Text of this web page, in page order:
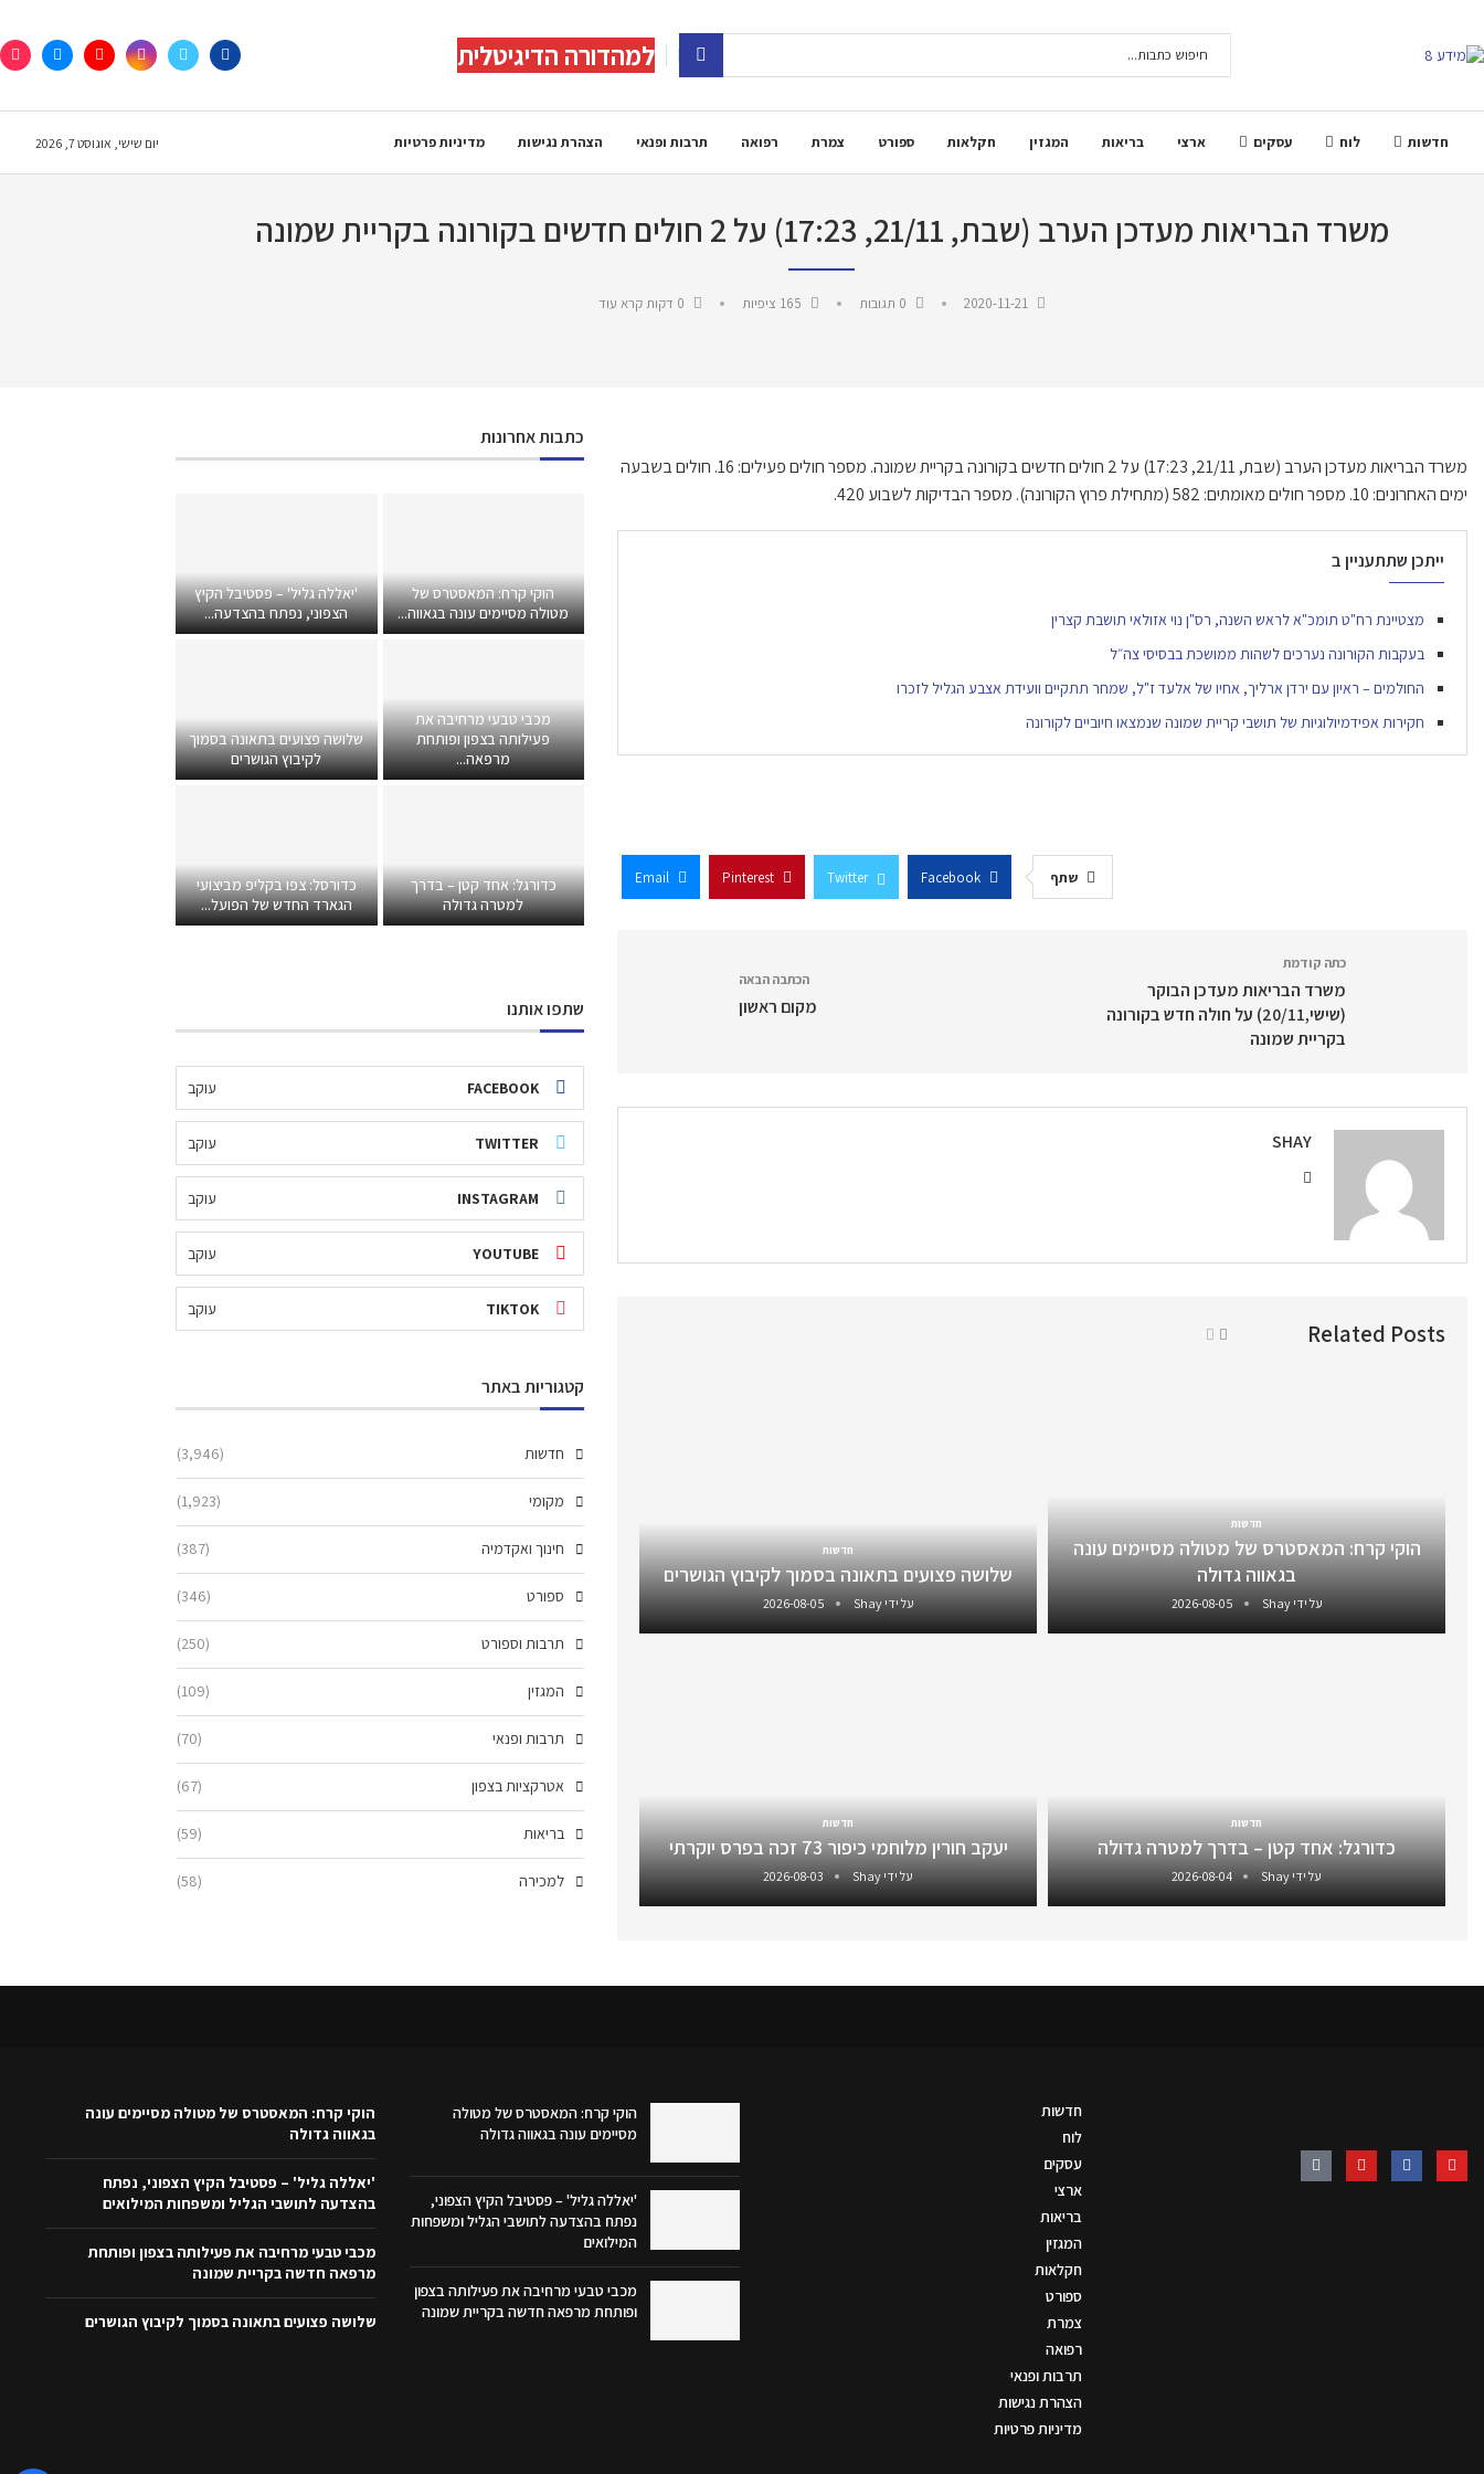
למהדורה הדיגיטלית
חדשות לוח עסקים ארצי בריאות המגזין חקלאות ספורט צמרת רפואה תרבות ופנאי הצהרת נגישות מדיניות פרטיות יום שישי, אוגוסט 7, 2026
משרד הבריאות מעדכן הערב (שבת, 21/11, 17:23) על 2 חולים חדשים בקורונה בקריית שמונה
2020-11-21
165 ציפיות
משרד הבריאות מעדכן הערב (שבת, 21/11, 17:23) על 2 חולים חדשים בקורונה בקריית שמונה. מספר חולים פעילים: 16. חולים בשבעה
ימים האחרונים: 10. מספר חולים מאומתים: 582 (מתחילת פרוץ הקורונה). מספר הבדיקות לשבוע 420.
ייתכן שתתעניין ב
מצטיינת רח"ט תומכ"א לראש השנה, רס"ן נוי אזולאי תושבת קצרין
בעקבות הקורונה נערכים לשהות ממושכת בבסיסי צה״ל
החולמים – ראיון עם ירדן ארליך, אחיו של אלעד ז"ל, שמחר תתקיים וועידת אצבע הגליל לזכרו
חקירות אפידמיולוגיות של תושבי קריית שמונה שנמצאו חיוביים לקורונה
שתף Facebook
Twitter
Pinterest
Email
כתה קודמת
משרד הבריאות מעדכן הבוקר
(שישי,20/11) על חולה חדש בקורונה
בקריית שמונה
הכתבה הבאה
מקום ראשון
SHAY
Related Posts
חדשות
הוקי קרח: המאסטרס של מטולה מסיימים עונה
בגאווה גדולה
על ידיShay
2026-08-05
חדשות
שלושה פצועים בתאונה בסמוך לקיבוץ הגושרים
על ידיShay
2026-08-05
חדשות
כדורגל: אחד קטן – בדרך למטרה גדולה
על ידי Shay
2026-08-04
חדשות
יעקב חורין מלוחמי כיפור 73 זכה בפרס יוקרתי
על ידי Shay
2026-08-03
כתבות אחרונות
הוקי קרח: המאסטרס של
מטולה מסיימים עונה בגאווה...
'יאללה גליל' – פסטיבל הקיץ
הצפוני, נפתח בהצדעה...
מכבי טבעי מרחיבה את
פעילותה בצפון ופותחת
מרפאה...
שלושה פצועים בתאונה בסמוך
לקיבוץ הגושרים
כדורגל: אחד קטן – בדרך
למטרה גדולה
כדורסל: צפו בקליפ מביצועי
הגארד החדש של הפועל...
שתפו אותנו
FACEBOOK עוקב
TWITTER עוקב
INSTAGRAM עוקב
YOUTUBE עוקב
TIKTOK עוקב
קטגוריות באתר
חדשות (3,946)
מקומי (1,923)
חינוך ואקדמיה (387)
ספורט (346)
תרבות וספורט (250)
המגזין (109)
תרבות ופנאי (70)
אטרקציות בצפון (67)
בריאות (59)
למכירה (58)
חדשות
לוח
עסקים
ארצי
בריאות
המגזין
חקלאות
ספורט
צמרת
רפואה
תרבות ופנאי
הצהרת נגישות
מדיניות פרטיות
הוקי קרח: המאסטרס של מטולה
מסיימים עונה בגאווה גדולה
'יאללה גליל' – פסטיבל הקיץ הצפוני,
נפתח בהצדעה לתושבי הגליל ומשפחות
המילואים
מכבי טבעי מרחיבה את פעילותה בצפון
ופותחת מרפאה חדשה בקריית שמונה
הוקי קרח: המאסטרס של מטולה מסיימים עונה
בגאווה גדולה
'יאללה גליל' – פסטיבל הקיץ הצפוני, נפתח
בהצדעה לתושבי הגליל ומשפחות המילואים
מכבי טבעי מרחיבה את פעילותה בצפון ופותחת
מרפאה חדשה בקריית שמונה
שלושה פצועים בתאונה בסמוך לקיבוץ הגושרים